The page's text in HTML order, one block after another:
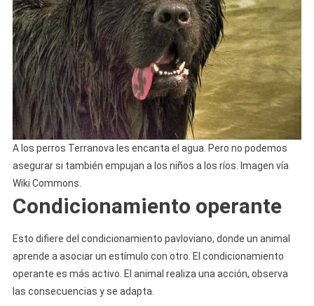
A los perros Terranova les encanta el agua. Pero no podemos
asegurar si también empujan a los niños a los ríos. Imagen vía
Wiki Commons.
Condicionamiento operante
Esto difiere del condicionamiento pavloviano, donde un animal
aprende a asociar un estímulo con otro. El condicionamiento
operante es más activo. El animal realiza una acción, observa
las consecuencias y se adapta.